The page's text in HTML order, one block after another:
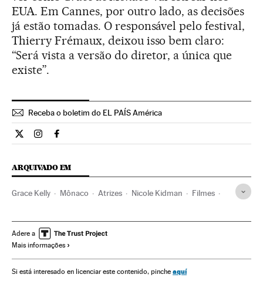
EUA. Em Cannes, por outro lado, as decisões
já estão tomadas. O responsável pelo festival,
Thierry Frémaux, deixou isso bem claro:
“Será vista a versão do diretor, a única que
existe”.
Receba o boletim do EL PAÍS América
Cultura El País Brasil en Twitter
Cultura El País Brasil en Instagram
Cultura El País Brasil en Facebook
ARQUIVADO EM
Grace Kelly Mônaco Atrizes Nicole Kidman Filmes
Festivais cinema França
Europa Ocidental
Adere a
Mais informações
Si está interesado en licenciar este contenido, pinche aquí